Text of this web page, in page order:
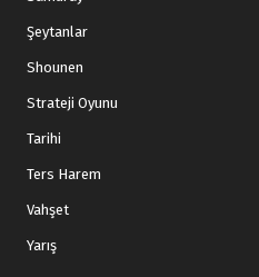
Şeytanlar
Shounen
Strateji Oyunu
Tarihi
Ters Harem
Vahşet
Yarış